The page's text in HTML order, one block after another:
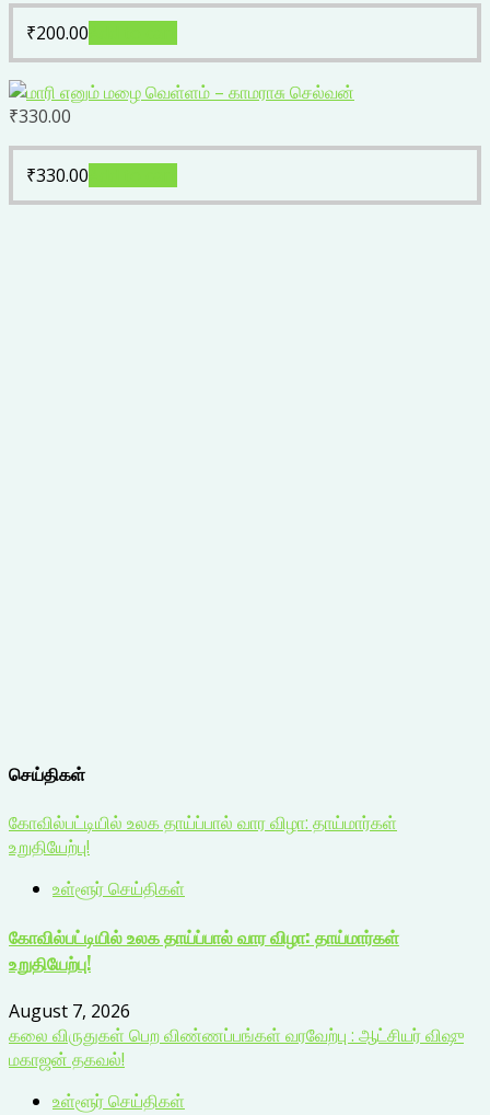
₹200.00
₹330.00
₹330.00
செய்திகள்
கோவில்பட்டியில் உலக தாய்ப்பால் வார விழா: தாய்மார்கள்
உறுதியேற்பு!
உள்ளூர் செய்திகள்
கோவில்பட்டியில் உலக தாய்ப்பால் வார விழா: தாய்மார்கள்
உறுதியேற்பு!
August 7, 2026
கலை விருதுகள் பெற விண்ணப்பங்கள் வரவேற்பு : ஆட்சியர் விஷு
மகாஜன் தகவல்!
உள்ளூர் செய்திகள்